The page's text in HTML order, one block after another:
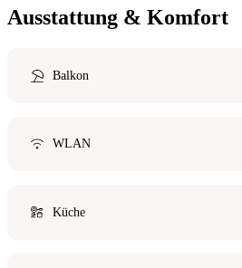
Ausstattung & Komfort
Balkon
WLAN
Küche